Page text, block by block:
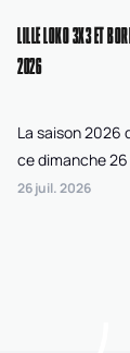
LILLE LOKO 3X3 ET
2026
La saison 2026
ce dimanche
journées de
26 juil. 2026